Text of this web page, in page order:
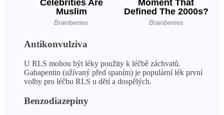
Antikonvulziva
U RLS mohou být léky použity k léčbě záchvatů.
Gabapentin (užívaný před spaním) je populární lék první
volby pro léčbu RLS u dětí a dospělých.
Benzodiazepiny